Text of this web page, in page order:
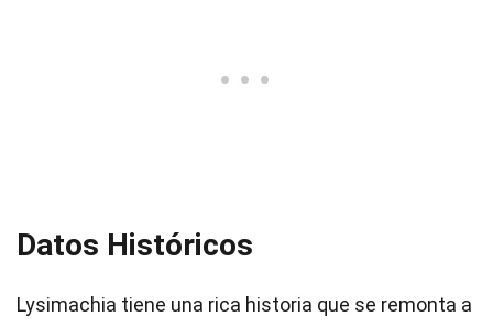
Datos Históricos
Lysimachia tiene una rica historia que se remonta a